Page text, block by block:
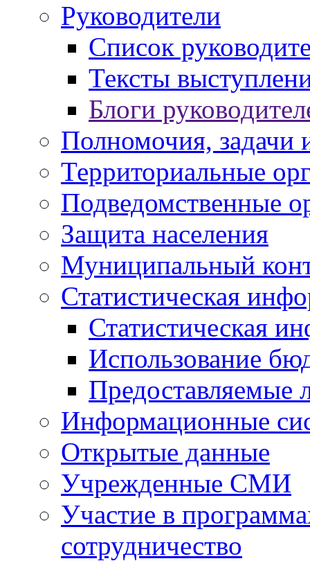
Руководители
Список
Тексты
Блоги
Полномочия, задачи
Территориальные
Подведомственные
Защита населения
Муниципальный
Статистическая
Статистическая
Использование
Предоставляемые
Информационные
Открытые данные
Учрежденные СМИ
Участие в
сотрудничество